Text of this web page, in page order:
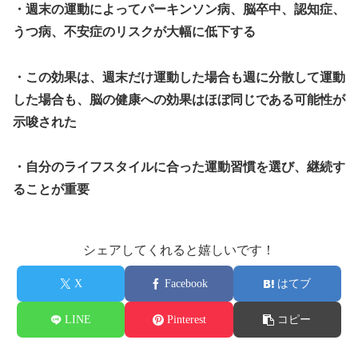
・週末の運動によってパーキンソン病、脳卒中、認知症、
うつ病、不安症のリスクが大幅に低下する
・この効果は、週末だけ運動した場合も週に分散して運動
した場合も、脳の健康への効果はほぼ同じである可能性が
示唆された
・自分のライフスタイルに合った運動習慣を選び、継続す
ることが重要
シェアしてくれると嬉しいです！
X Facebook はてブ
LINE Pinterest コピー